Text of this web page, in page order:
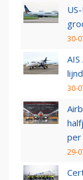
30-
30-
per
29-